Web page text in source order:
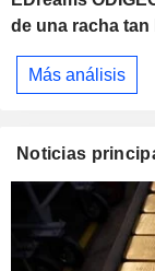
de una racha tan
Más análisis
Noticias